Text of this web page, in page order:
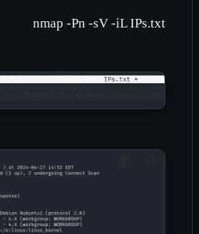
nmap -Pn -sV -iL IPs.txt